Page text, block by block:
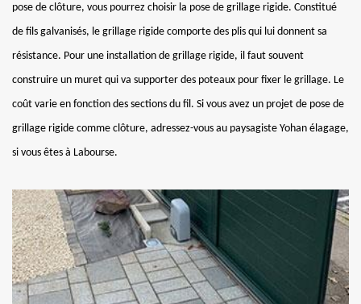
pose de clôture, vous pourrez choisir la pose de grillage rigide. Constitué
de fils galvanisés, le grillage rigide comporte des plis qui lui donnent sa
résistance. Pour une installation de grillage rigide, il faut souvent
construire un muret qui va supporter des poteaux pour fixer le grillage. Le
coût varie en fonction des sections du fil. Si vous avez un projet de pose de
grillage rigide comme clôture, adressez-vous au paysagiste Yohan élagage,
si vous êtes à Labourse.